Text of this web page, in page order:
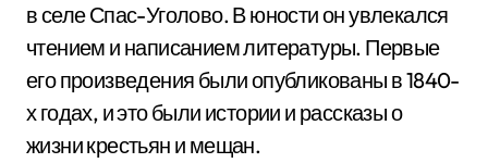
в селе Спас-Уголово. В юности он увлекался
чтением и написанием литературы. Первые
его произведения были опубликованы в 1840-
х годах, и это были истории и рассказы о
жизни крестьян и мещан.